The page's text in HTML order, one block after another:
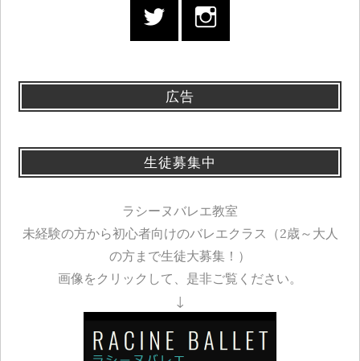
広告
生徒募集中
ラシーヌバレエ教室
未経験の方から初心者向けのバレエクラス（2歳～大人
の方まで生徒大募集！）
画像をクリックして、是非ご覧ください。
↓